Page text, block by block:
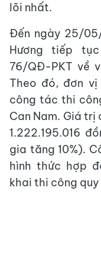
lõi nhất.
Đến ngày 25/
Hương tiếp
76/QĐ-PKT về
Theo đó, đơn
công tác thi
Can Nam. Giá
1.222.195.016
gia tăng 10%).
hình thức hợp
khai thi công